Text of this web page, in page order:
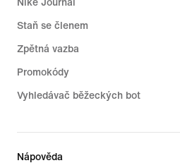
Nike Journal
Staň se členem
Zpětná vazba
Promokódy
Vyhledávač běžeckých bot
Nápověda